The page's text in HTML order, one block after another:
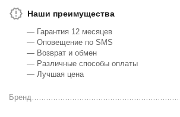
Наши преимущества
— Гарантия 12 месяцев
— Оповещение по SMS
— Возврат и обмен
— Различные способы оплаты
— Лучшая цена
Бренд